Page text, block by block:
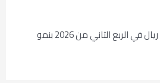
“جرير” تربح 235.6 مليون ريال في الربع الثاني من 2026 بنمو